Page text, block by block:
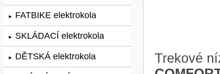
► FATBIKE elektrokola
► SKLÁDACÍ elektrokola
► DĚTSKÁ elektrokola
Trekové